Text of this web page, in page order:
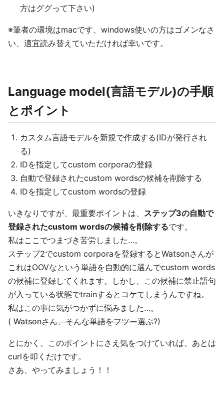
方はググって下さい)
※筆者の環境はmacです、windows使いの方はゴメンなさ
い、適宜読み替えていただければ幸いです。
Language model(言語モデル)の手順
とポイント
カスタム言語モデルを新規で作成する(IDが発行され
る)
IDを指定してcustom corporaの登録
自動で登録されたcustom wordsの候補を削除する
IDを指定してcustom wordsの登録
いきなりですが、最重要ポイントは、 ステップ3の自動で
登録されたcustom wordsの候補を削除するです。
私はここでつまづき苦労しました…。
ステップ2でcustom corporaを登録するとWatsonさんが
これはOOVなという単語を自動的に選んでcustom words
の候補に登録してくれます。しかし、この候補に禁止語句
が入っている状態でtrainするとコケてしまうんですね。
私はこの事に気がつかずに悩みました…。
( Watsonさん、そんな単語をフツー選ぶ?)
とにかく、このポイントにさえ気をつけていれば、あとは
curlを叩くだけです。
さあ、やってみましょう！！